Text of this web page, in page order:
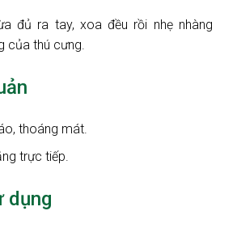
đủ ra tay, xoa đều rồi nhẹ nhàng
của thú cưng.
thoáng mát.
trực tiếp.
dụng